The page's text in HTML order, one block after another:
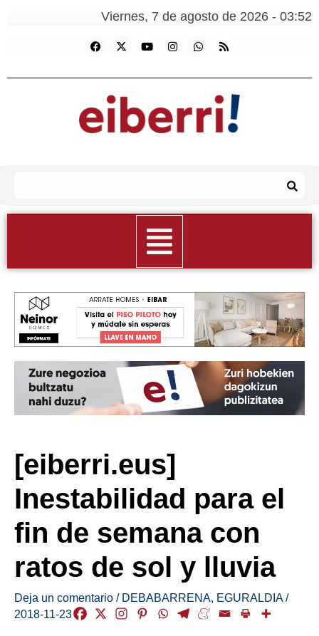
Viernes, 7 de agosto de 2026 - 03:52
[eiberri.eus]
Inestabilidad para el
fin de semana con
ratos de sol y lluvia
Deja un comentario / DEBABARRENA, EGURALDIA/
2018-11-23